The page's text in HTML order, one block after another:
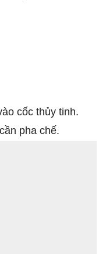
cốc thủy tinh.
pha chế.